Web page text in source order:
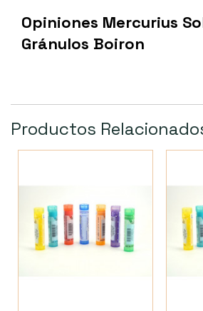
Opiniones Mercurius
Gránulos Boiron
Productos